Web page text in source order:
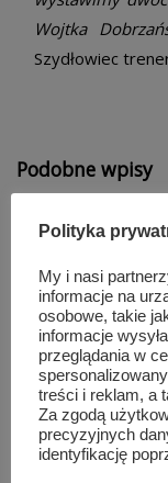
Wojtka
Szydłowiec
Podobne wpisy
Polityka
My i nasi
informacje na
osobowe, takie
informacje
przeglądania w
treści i reklam, a
Za zgodą
precyzyjnych
identyfikację